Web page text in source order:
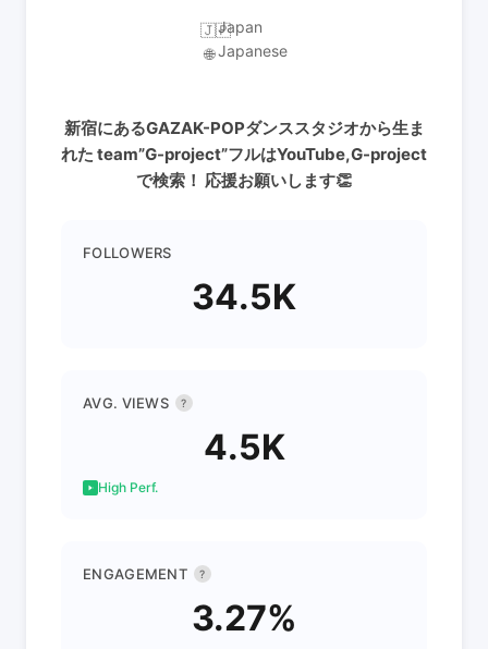
🇯🇵Japan
🌐 Japanese
新宿にあるGAZAK-POPダンススタジオから生ま
れた team”G-project”フルはYouTube,G-project
で検索！ 応援お願いします👏
FOLLOWERS
34.5K
AVG. VIEWS ?
4.5K
High Perf.
ENGAGEMENT ?
3.27%